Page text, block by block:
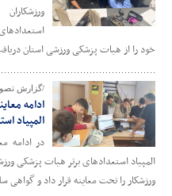
خود را از هیات پزشکی ورزشی استان
/گزارش
ادامه
المپیاد
در ادامه
ورزشکار را تحت معاینه قرار داد و گواهی